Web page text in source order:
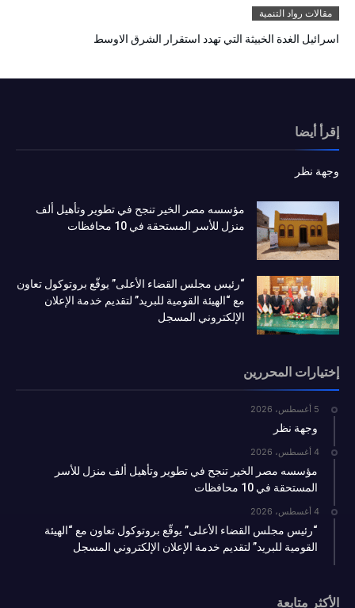
مقالات رواد التنمية
اسرائيل الغدة الخبيثة التي تهدد استقرار الشرق الاوسط
إقرأ أيضا
وجهة نظر
مؤسسه مصر الخير تنجح في تطوير وتأهيل ألف
منزل للأسر المستحقة في 10 محافظات
“رئيس مجلس القضاء الأعلى” يوقّع بروتوكول تعاون
مع “الهيئة القومية للبريد” لتقديم خدمة الإعلان
الإلكتروني المسجل
إختيارات المحررين
5 أغسطس، 2026
وجهة نظر
4 أغسطس، 2026
مؤسسه مصر الخير تنجح في تطوير وتأهيل ألف منزل للأسر
المستحقة في 10 محافظات
4 أغسطس، 2026
“رئيس مجلس القضاء الأعلى” يوقّع بروتوكول تعاون مع “الهيئة
القومية للبريد” لتقديم خدمة الإعلان الإلكتروني المسجل
الأكثر متابعة